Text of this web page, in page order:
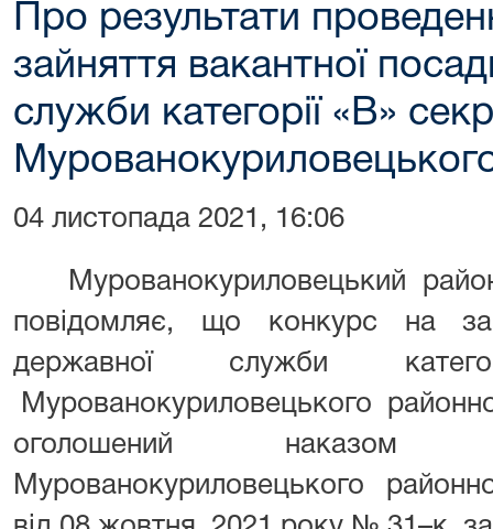
Про результати
зайняття вакантної
служби категорії «В»
04 листопада 2021, 16:06
Мурованокуриловецький
повідомляє, що конкурс на
державної служби
Мурованокуриловецького
оголошений наказом
Мурованокуриловецького